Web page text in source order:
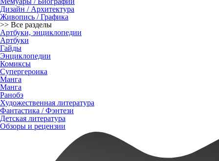
Дизайн / Архитектура
Живопись / Графика
>> Все разделы
Артбуки, энциклопедии
Артбуки
Гайды
Энциклопедии
Комиксы
Супергероика
Манга
Манга
Ранобэ
Художественная литература
Фантастика / Фэнтези
Детская литература
Обзоры и рецензии